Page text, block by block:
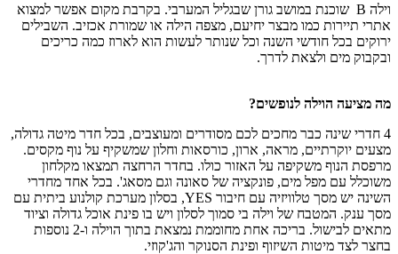
וילה B שוכנת במושב גורן שבגליל המערבי. בקרבת מקום אפשר למצוא
אתרי תיירות כמו מבצר יחיעם, מצפה הילה או שמורת אכזיב. השבילים
ירוקים בכל חודשי השנה וכל שנותר לעשות הוא לארוז כמה כריכים
ובקבוק מים ולצאת לדרך.
מה מציעה הוילה לנופשים?
4 חדרי שינה כבר מחכים לכם מסודרים ומעוצבים, בכל חדר מיטה גדולה,
מצעים יוקרתיים, מראה, ארון, כורסאות וחלון שמשקיף על נוף מקסים.
מרפסת הנוף משקיפה על האזור כולו. בחדר הרחצה תמצאו מקלחון
משוכלל עם מפל מים, פונקציה של סאונה וגם מסאג'. בכל אחד מחדרי
השינה יש מסך טלוויזיה עם חיבור YES, בסלון מערכת קולנוע ביתית עם
מסך ענק. המטבח של וילה בי סמוך לסלון ויש בו פינת אוכל גדולה וציוד
מתאים לבישול. בריכה אחת מחוממת נמצאת בתוך הוילה ו-2 נוספות
בחצר לצד מיטות השיזוף ופינת הסנוקר והג'קוזי.